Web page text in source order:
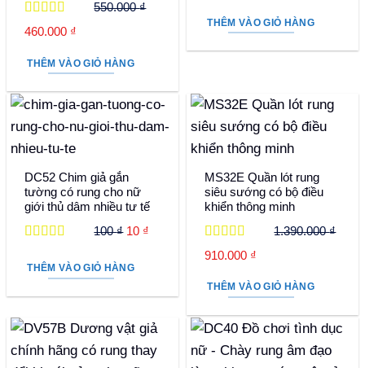
Được xếp
hạng55 sao
550.000₫
Giá
là:
460.000 ₫
tại
460.000 ₫.
THÊM VÀO GIỎ HÀNG
hạng55 sao
THÊM VÀO GIỎ HÀNG
DC52 Chim giả gắn
tường có rung cho nữ
giới thủ dâm nhiều tư tế
hạng55 sao
100₫ Giá
là:
10 ₫
10 ₫.
THÊM VÀO GIỎ HÀNG
MS32E Quần lót rung
siêu sướng có bộ điều
khiển thông minh
Được xếp
hạng55 sao
1.390.000₫
Giá
là:
910.000 ₫
tại
910.000 ₫.
THÊM VÀO GIỎ HÀNG